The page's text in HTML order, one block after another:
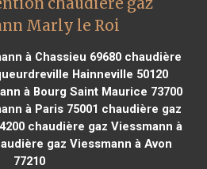
Marly le Roi
à Chassieu 69680chaudière
Hainneville 50120
à Bourg Saint Maurice 73700
à Paris 75001 chaudière gaz
chaudière gaz Viessmann à
gaz Viessmann à Avon
77210